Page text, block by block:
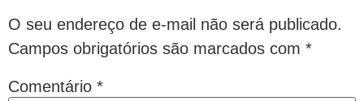
O seu endereço de e-mail não será publicado.
Campos obrigatórios são marcados com *
Comentário *